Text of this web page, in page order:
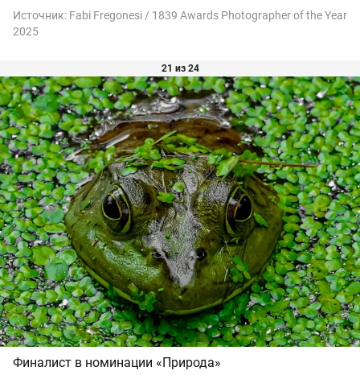
Источник: Fabi Fregonesi / 1839 Awards Photographer of the Year
2025
21 из 24
Финалист в номинации «Природа»